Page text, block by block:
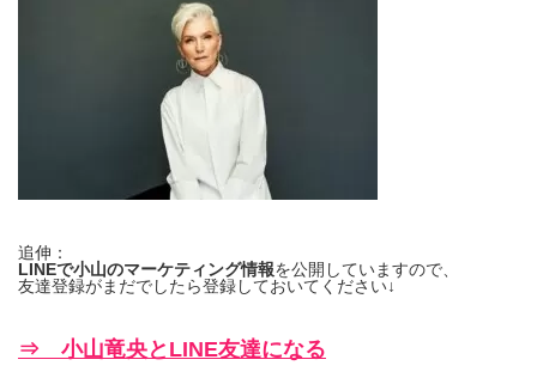
追伸：
LINEで小山のマーケティング情報を公開していますので、
友達登録がまだでしたら登録しておいてください↓
⇒ 小山竜央とLINE友達になる